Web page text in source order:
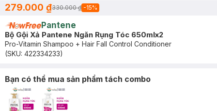
279.000 ₫330.000 ₫ -15%
Pantene
Bộ Gội Xả Pantene Ngăn Rụng Tóc 650mlx2
Pro-Vitamin Shampoo + Hair Fall Control Conditioner
(SKU: 422334233)
Bạn có thể mua sản phẩm tách combo